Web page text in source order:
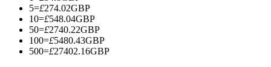
Word een Copy Trader
Geniet van winstdeling en copy trading commissies
5=£274.02GBP
10=£548.04GBP
50=£2740.22GBP
100=£5480.43GBP
500=£27402.16GBP